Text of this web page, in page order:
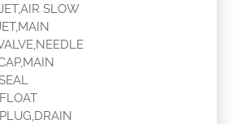
SLOW